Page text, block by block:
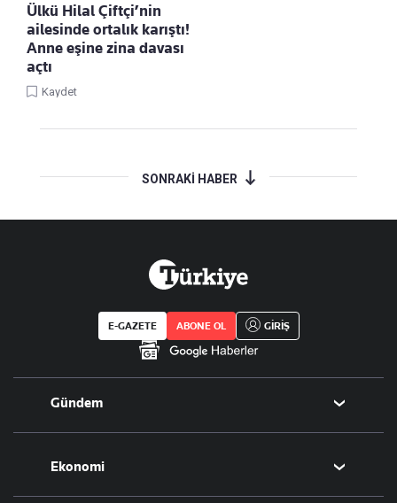
Ülkü Hilal Çiftçi’nin
ailesinde ortalık karıştı!
Anne eşine zina davası
açtı
Kaydet
SONRAKİ HABER
E-GAZETE ABONE OL GİRİŞ
Gündem
Politika
Eğitim
Ekonomi